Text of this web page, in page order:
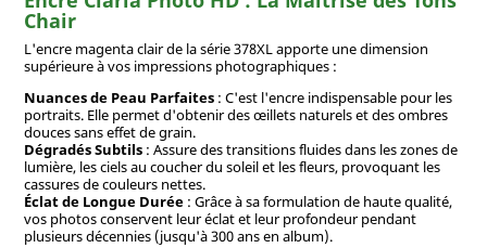
Chair
L'encre magenta clair de la série 378XL apporte une dimension
supérieure à vos impressions photographiques :
Nuances de Peau Parfaites: C'est l'encre indispensable pour les
portraits. Elle permet d'obtenir des œillets naturels et des ombres
douces sans effet de grain.
Dégradés Subtils: Assure des transitions fluides dans les zones de
lumière, les ciels au coucher du soleil et les fleurs, provoquant les
cassures de couleurs nettes.
Éclat de Longue Durée: Grâce à sa formulation de haute qualité,
vos photos conservent leur éclat et leur profondeur pendant
plusieurs décennies (jusqu'à 300 ans en album).